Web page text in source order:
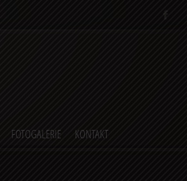
FOTOGALERIE KONTAKT